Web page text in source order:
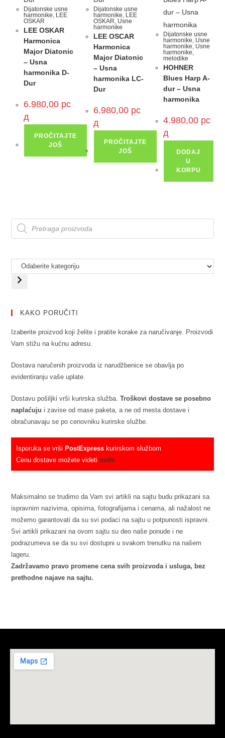
Dijatonske usne
harmonike LEE
OSKAR
LEE OSKAR
Harmonica
Major Diatonic
– Usna
harmonika D-
Dur
6.980,00 рс
д
PROČITAJTE
JOŠ
Dijatonske usne
harmonike LEE
OSKAR Usne
harmonike
LEE OSCAR
Harmonica
Major Diatonic
– Usna
harmonika LC-
Dur
6.980,00 рс
д
PROČITAJTE
JOŠ
Dijatonske usne
harmonike Usne
harmonike Usne
harmonike,
melodike
HOHNER
Blues Harp A-
dur – Usna
harmonika
4.980,00 рс
д
DODAJ
U
KORPU
KAKO PORUČITI
Izaberite proizvod koji želite i pratite korake za naručivanje. Proizvodi
Vam stižu na kućnu adresu.
Dostava naručenih proizvoda iz narudžbenice se obavlja po
evidentiranju vaše uplate.
Dostavu pošiljki vrši kurirska služba.Troškovi dostave se posebno
naplaćuju i zavise od mase paketa, a ne od mesta dostave i
obračunavaju se po cenovniku kurirske službe.
Isporuka se vršiPostExpress kurirskom službom
Cenu dostave možete videtiovde
Maksimalno se trudimo da Vam svi artikli na sajtu budu prikazani sa
ispravnim nazivima, opisima, fotografijama i cenama, ali nažalost ne
možemo garantovati da su svi podaci na sajtu u potpunosti ispravni.
Svi artikli prikazani na ovom sajtu su deo naše ponude i ne
podrazumeva se da su svi dostupni u svakom trenutku na našem
lageru.
Zadržavamo pravo promene cena svih proizvoda i usluga, bez
prethodne najave na sajtu.